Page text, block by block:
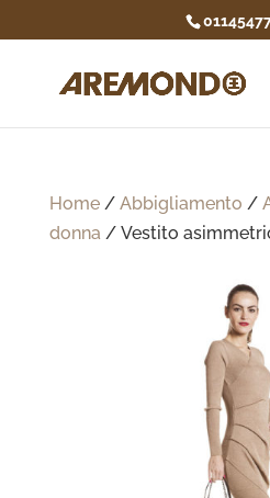
Home/ Abbigliamento /
donna/ Vestito